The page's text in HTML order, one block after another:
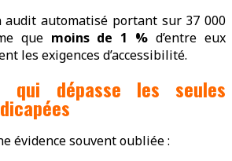
audit automatisé portant sur 37 000
que moins de 1 % d’entre eux
les exigences d’accessibilité.
qui dépasse les seules
évidence souvent oubliée :